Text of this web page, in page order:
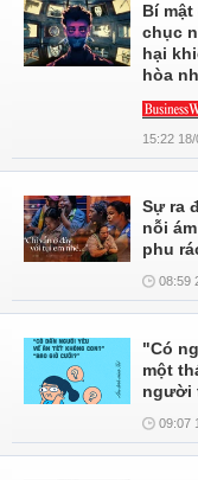
Bí
chục
hại
hòa
15:22
Sự ra
nỗi
phu
08:59
"Có
một
người
09:07